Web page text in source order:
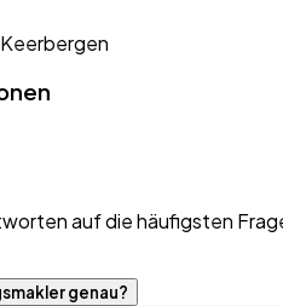
auf die häufigsten
genau?